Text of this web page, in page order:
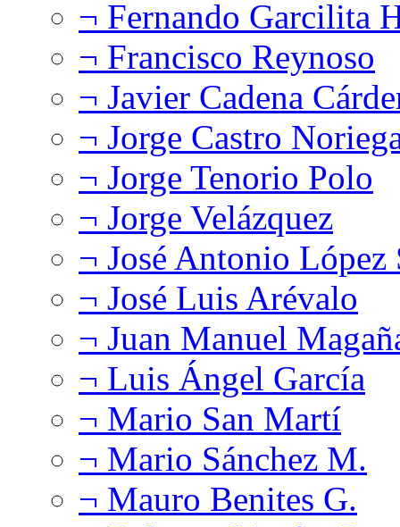
¬ Fernando Garcilita
¬ Francisco Reynoso
¬ Javier Cadena
¬ Jorge Castro
¬ Jorge Tenorio Polo
¬ Jorge Velázquez
¬ José Antonio López
¬ José Luis Arévalo
¬ Juan Manuel
¬ Luis Ángel García
¬ Mario San Martí
¬ Mario Sánchez M.
¬ Mauro Benites G.